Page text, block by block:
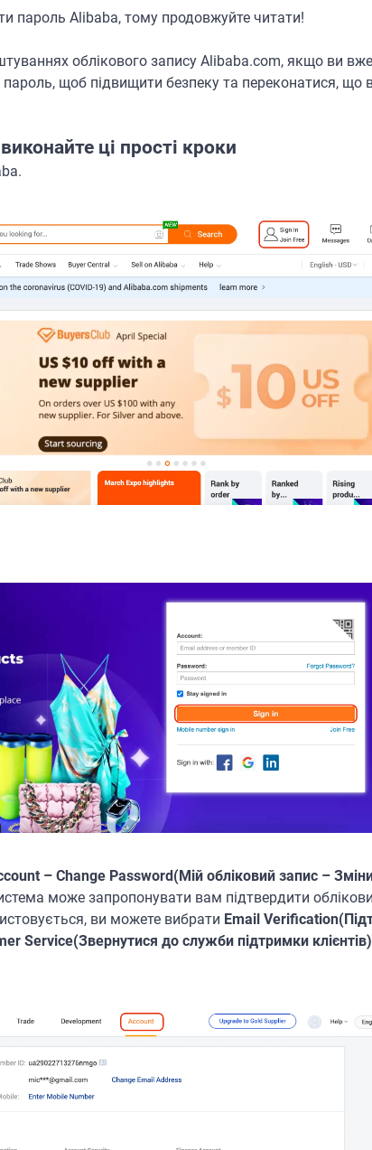
пароль Alibaba, тому продовжуйте читати!
облікового запису Alibaba.com, якщо ви
щоб підвищити безпеку та переконатися, що
ці прості кроки
– Change Password(Мій обліковий запис –
може запропонувати вам підтвердити
ви можете вибрати Email
Service(Звернутися до служби підтримки клієнтів)